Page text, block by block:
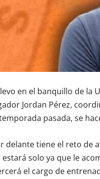
en el banquillo de la
Jordan Pérez,
pasada, se
delante tiene el reto de
estará solo ya que le
el cargo de